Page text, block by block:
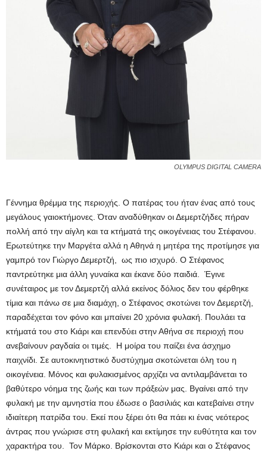
OLYMPUS DIGITAL CAMERA
Γέννημα θρέμμα της περιοχής. Ο πατέρας του ήταν ένας από τους
μεγάλους γαιοκτήμονες. Όταν αναδύθηκαν οι Δεμερτζήδες πήραν
πολλή από την αίγλη και τα κτήματά της οικογένειας του Στέφανου.
Ερωτεύτηκε την Μαργέτα αλλά η Αθηνά η μητέρα της προτίμησε για
γαμπρό τον Γιώργο Δεμερτζή, ως πιο ισχυρό. Ο Στέφανος
παντρεύτηκε μια άλλη γυναίκα και έκανε δύο παιδιά. Έγινε
συνέταιρος με τον Δεμερτζή αλλά εκείνος δόλιος δεν του φέρθηκε
τίμια και πάνω σε μια διαμάχη, ο Στέφανος σκοτώνει τον Δεμερτζή,
παραδέχεται τον φόνο και μπαίνει 20 χρόνια φυλακή. Πουλάει τα
κτήματά του στο Κιάρι και επενδύει στην Αθήνα σε περιοχή που
ανεβαίνουν ραγδαία οι τιμές. Η μοίρα του παίζει ένα άσχημο
παιχνίδι. Σε αυτοκινητιστικό δυστύχημα σκοτώνεται όλη του η
οικογένεια. Μόνος και φυλακισμένος αρχίζει να αντιλαμβάνεται το
βαθύτερο νόημα της ζωής και των πράξεών μας. Βγαίνει από την
φυλακή με την αμνηστία που έδωσε ο βασιλιάς και κατεβαίνει στην
ιδιαίτερη πατρίδα του. Εκεί που ξέρει ότι θα πάει κι ένας νεότερος
άντρας που γνώρισε στη φυλακή και εκτίμησε την ευθύτητα και τον
χαρακτήρα του. Τον Μάρκο. Βρίσκονται στο Κιάρι και ο Στέφανος